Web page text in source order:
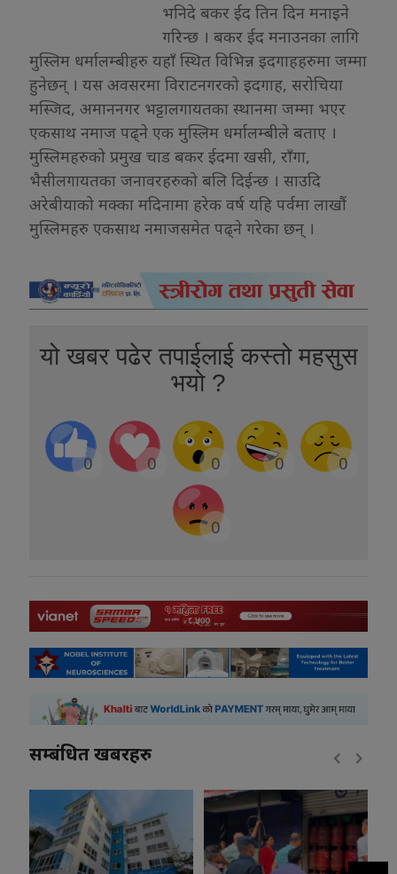
भनिदे बकर ईद तिन दिन मनाइने
गरिन्छ । बकर ईद मनाउनका लागि
मुस्लिम धर्मालम्बीहरु यहाँ स्थित विभिन्न इदगाहहरुमा जम्मा
हुनेछन् । यस अवसरमा विराटनगरको इदगाह, सरोचिया
मस्जिद, अमाननगर भट्टालगायतका स्थानमा जम्मा भएर
एकसाथ नमाज पढ्ने एक मुस्लिम धर्मालम्बीले बताए ।
मुस्लिमहरुको प्रमुख चाड बकर ईदमा खसी, राँगा,
भैसीलगायतका जनावरहरुको बलि दिईन्छ । साउदि
अरेबीयाको मक्का मदिनामा हरेक वर्ष यहि पर्वमा लाखौं
मुस्लिमहरु एकसाथ नमाजसमेत पढ्ने गरेका छन् ।
यो खबर पढेर तपाईलाई कस्तो महसुस
भयो ?
0 0 0 0 0
0
सम्बंधित खबरहरु